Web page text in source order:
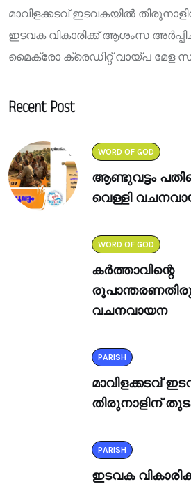
മാവിളക്കടവ് ഇടവകയിൽ
ഇടവക വികാരിക്ക് ആശംസ
മൈക്രോ ക്രെഡിറ്റ് വായ്പ മേള
Recent Post
WORD OF GOD
ആണ്ടുവട്ടം
വെള്ളി
WORD OF GOD
കർത്താവിന്റെ
വചനവായന
PARISH
മാവിളക്കടവ്
തിരുനാളിന്
PARISH
ഇടവക